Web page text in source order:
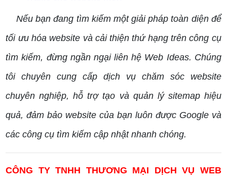
Nếu bạn đang tìm kiếm một giải pháp toàn diện để
tối ưu hóa website và cải thiện thứ hạng trên công cụ
tìm kiếm, đừng ngần ngại liên hệ Web Ideas. Chúng
tôi chuyên cung cấp dịch vụ chăm sóc website
chuyên nghiệp, hỗ trợ tạo và quản lý sitemap hiệu
quả, đảm bảo website của bạn luôn được Google và
các công cụ tìm kiếm cập nhật nhanh chóng.
CÔNG TY TNHH THƯƠNG MẠI DỊCH VỤ WEB